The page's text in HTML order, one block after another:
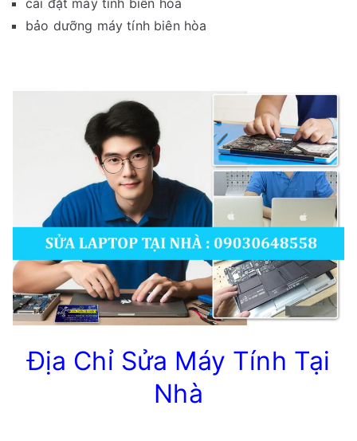
cài đặt máy tính biên hòa
bảo dưỡng máy tính biên hòa
Địa Chỉ Sửa Máy Tính Tại
Nhà